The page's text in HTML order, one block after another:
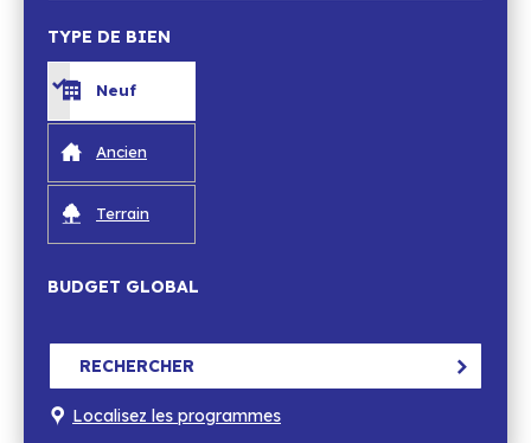
TYPE DE BIEN
Neuf
Ancien
Terrain
BUDGET GLOBAL
RECHERCHER
Localisez les programmes